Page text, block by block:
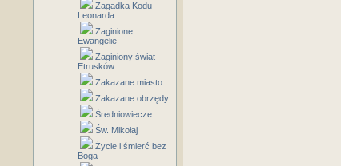
Zagadka Kodu
Leonarda
Zaginione
Ewangelie
Zaginiony świat
Etrusków
Zakazane miasto
Zakazane obrzędy
Średniowiecze
Św. Mikołaj
Życie i śmierć bez
Boga